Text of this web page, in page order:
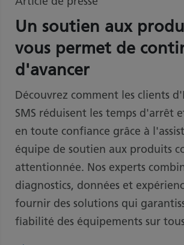
Un soutien aux
vous permet de
d'avancer
Découvrez comment les clients
SMS réduisent les temps d'arrêt
en toute confiance grâce à
équipe de soutien aux produits
attentionnée. Nos experts
diagnostics, données et
fournir des solutions qui
fiabilité des équipements sur